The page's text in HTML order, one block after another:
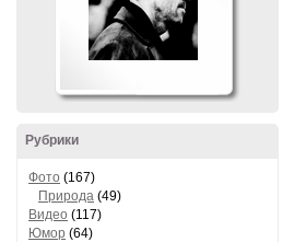
Рубрики
Фото (167)
Природа (49)
Видео (117)
Юмор (64)